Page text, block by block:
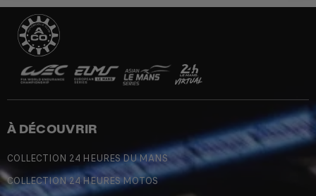
À DÉCOUVRIR
COLLECTION 24 HEURES DU MANS
COLLECTION 24 HEURES MOTOS